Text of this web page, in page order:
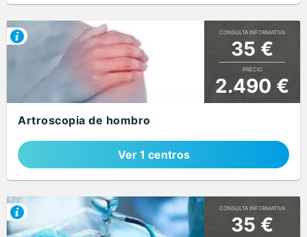
CONSULTA INFORMATIVA
35 €
PRECIO
2.490 €
Artroscopia de hombro
Ver 1 centros
CONSULTA INFORMATIVA
35 €